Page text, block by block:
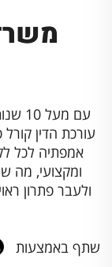
עם
עורכת הדין
אמפתיה לכל
ומקצועי, מה
ולעבר פתרון
שתף באמצעות